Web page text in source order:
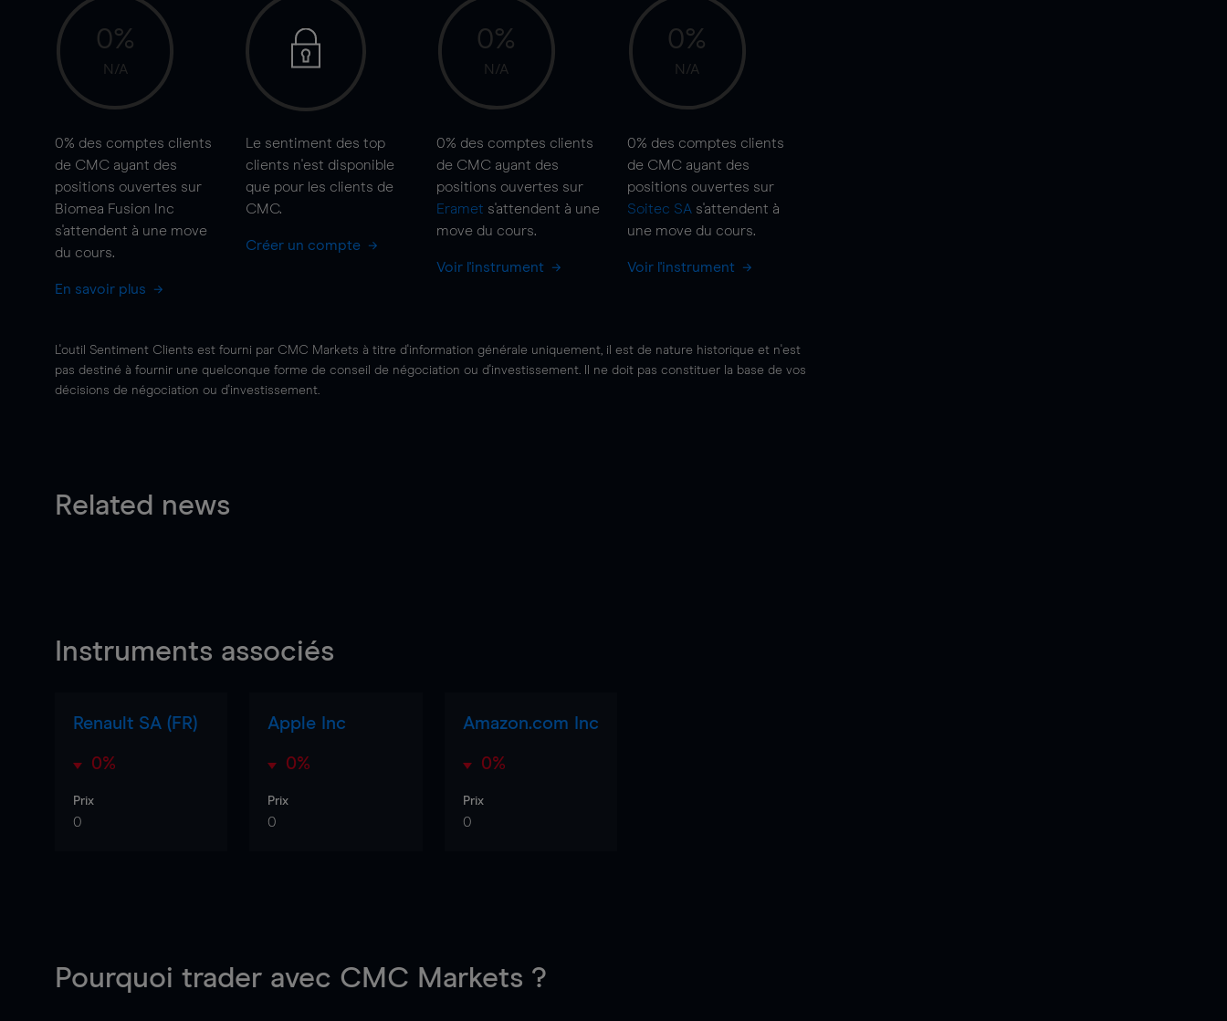
0%
N/A
0% des comptes clients
de CMC ayant des
positions ouvertes sur
Biomea Fusion Inc
s'attendent à une move
du cours.
En savoir plus
Le sentiment des top
clients n'est disponible
que pour les clients de
CMC.
Créer un compte
0%
N/A
0% des comptes clients
de CMC ayant des
positions ouvertes sur
Eramet s'attendent à une
move du cours.
Voir l'instrument
0%
N/A
0% des comptes clients
de CMC ayant des
positions ouvertes sur
Soitec SA s'attendent à
une move du cours.
Voir l'instrument
L'outil Sentiment Clients est fourni par CMC Markets à titre d'information générale uniquement, il est de nature historique et n'est
pas destiné à fournir une quelconque forme de conseil de négociation ou d'investissement. Il ne doit pas constituer la base de vos
décisions de négociation ou d'investissement.
Related news
Instruments associés
Renault SA (FR)
0%
Prix
0
Apple Inc
0%
Prix
0
Amazon.com Inc
0%
Prix
0
Pourquoi trader avec CMC Markets ?